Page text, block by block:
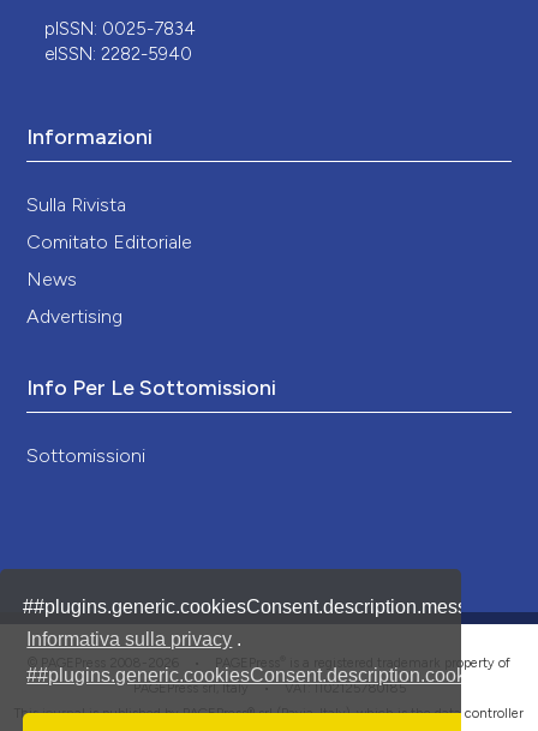
##plugins.generic.cookiesConsent.description.message##
Informativa sulla privacy .
pISSN: 0025-7834
eISSN: 2282-5940
Informazioni
Sulla Rivista
Comitato Editoriale
News
Advertising
Info Per Le Sottomissioni
Sottomissioni
is a registered trademark property of
PAGEPress srl, Italy • VAT: IT02125780185
This journal is published by PAGEPress® srl (Pavia, Italy), which is the data controller